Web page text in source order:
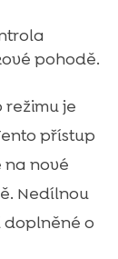
pohodě.
je
přístup
na nové
Nedílnou
o